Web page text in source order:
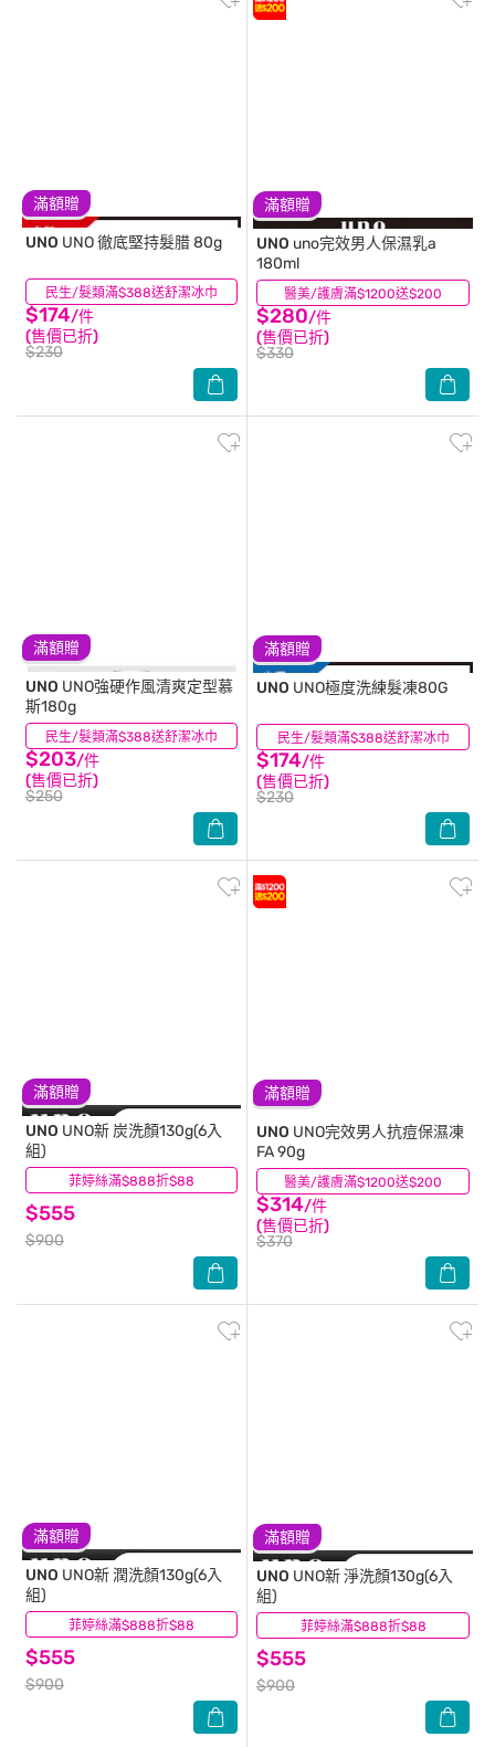
滿額贈
民生/髮類滿$388送舒潔冰巾
UNO UNO 徹底堅持髮腊 80g
$174/件
(售價已折)
$230
(8)
滿額贈
醫美/護膚滿$1200送$200
UNO uno完效男人保濕乳a
180ml
$280/件
(售價已折)
$330
(32)
滿額贈
民生/髮類滿$388送舒潔冰巾
UNO UNO強硬作風清爽定型慕
斯180g
$203/件
(售價已折)
$250
(6)
滿額贈
民生/髮類滿$388送舒潔冰巾
UNO UNO極度洗練髮凍80G
$174/件
(售價已折)
$230
(1)
滿額贈
菲婷絲滿$888折$88
UNO UNO新 炭洗顏130g(6入
組)
$555
$900
(1)
滿額贈
醫美/護膚滿$1200送$200
UNO UNO完效男人抗痘保濕凍
FA 90g
$314/件
(售價已折)
$370
(1)
滿額贈
菲婷絲滿$888折$88
UNO UNO新 潤洗顏130g(6入
組)
$555
$900
(0)
滿額贈
菲婷絲滿$888折$88
UNO UNO新 淨洗顏130g(6入
組)
$555
$900
(1)